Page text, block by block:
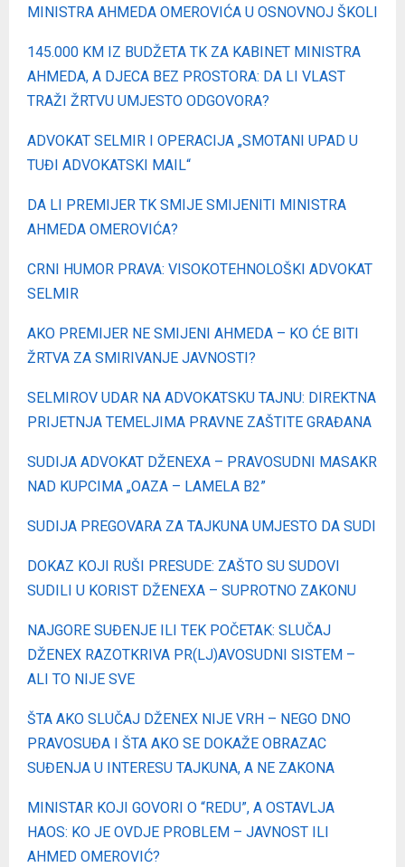
MINISTRA AHMEDA OMEROVIĆA U OSNOVNOJ ŠKOLI
145.000 KM IZ BUDŽETA TK ZA KABINET MINISTRA
AHMEDA, A DJECA BEZ PROSTORA: DA LI VLAST
TRAŽI ŽRTVU UMJESTO ODGOVORA?
ADVOKAT SELMIR I OPERACIJA „SMOTANI UPAD U
TUĐI ADVOKATSKI MAIL“
DA LI PREMIJER TK SMIJE SMIJENITI MINISTRA
AHMEDA OMEROVIĆA?
CRNI HUMOR PRAVA: VISOKOTEHNOLOŠKI ADVOKAT
SELMIR
AKO PREMIJER NE SMIJENI AHMEDA – KO ĆE BITI
ŽRTVA ZA SMIRIVANJE JAVNOSTI?
SELMIROV UDAR NA ADVOKATSKU TAJNU: DIREKTNA
PRIJETNJA TEMELJIMA PRAVNE ZAŠTITE GRAĐANA
SUDIJA ADVOKAT DŽENEXA – PRAVOSUDNI MASAKR
NAD KUPCIMA „OAZA – LAMELA B2”
SUDIJA PREGOVARA ZA TAJKUNA UMJESTO DA SUDI
DOKAZ KOJI RUŠI PRESUDE: ZAŠTO SU SUDOVI
SUDILI U KORIST DŽENEXA – SUPROTNO ZAKONU
NAJGORE SUĐENJE ILI TEK POČETAK: SLUČAJ
DŽENEX RAZOTKRIVA PR(LJ)AVOSUDNI SISTEM –
ALI TO NIJE SVE
ŠTA AKO SLUČAJ DŽENEX NIJE VRH – NEGO DNO
PRAVOSUĐA I ŠTA AKO SE DOKAŽE OBRAZAC
SUĐENJA U INTERESU TAJKUNA, A NE ZAKONA
MINISTAR KOJI GOVORI O “REDU”, A OSTAVLJA
HAOS: KO JE OVDJE PROBLEM – JAVNOST ILI
AHMED OMEROVIĆ?